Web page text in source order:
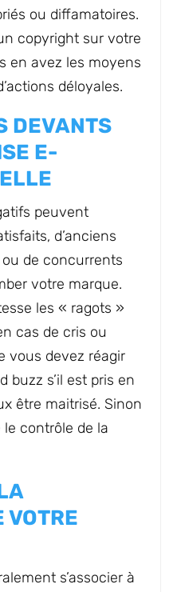
ou diffamatoires.
copyright sur votre
en avez les moyens
déloyales.
DEVANTS
E-
peuvent
d’anciens
de concurrents
votre marque.
les « ragots »
cas de cris ou
vous devez réagir
buzz s’il est pris en
être maitrisé. Sinon
contrôle de la
VOTRE
s’associer à